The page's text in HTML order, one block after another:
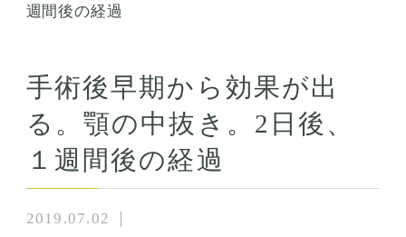
週間後の経過
手術後早期から効果が出
る。顎の中抜き。2日後、
１週間後の経過
2019.07.02